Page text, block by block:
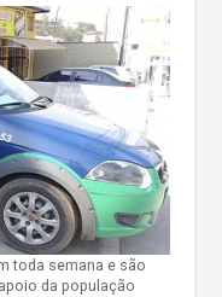
toda semana e são
da população